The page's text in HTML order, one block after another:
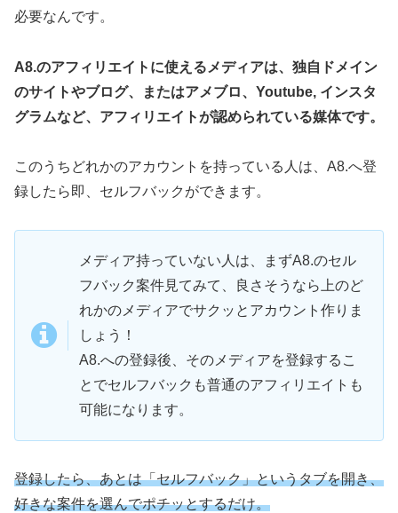
必要なんです。
A8.のアフィリエイトに使えるメディアは、独自ドメイン
のサイトやブログ、またはアメブロ、Youtube, インスタ
グラムなど、アフィリエイトが認められている媒体です。
このうちどれかのアカウントを持っている人は、A8.へ登
録したら即、セルフバックができます。
メディア持っていない人は、まずA8.のセル
フバック案件見てみて、良さそうなら上のど
れかのメディアでサクッとアカウント作りま
しょう！
A8.への登録後、そのメディアを登録するこ
とでセルフバックも普通のアフィリエイトも
可能になります。
登録したら、あとは「セルフバック」というタブを開き、
好きな案件を選んでポチッとするだけ。